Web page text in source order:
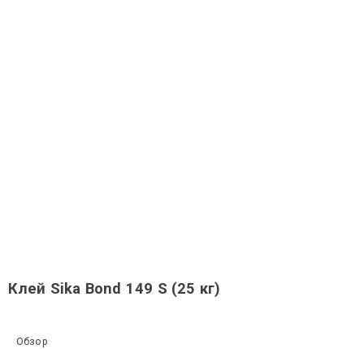
Клей Sika Bond 149 S (25 кг)
Обзор